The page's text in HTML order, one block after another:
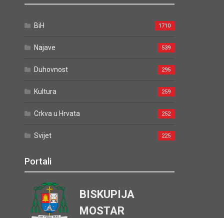
BiH 1710
Najave 539
Duhovnost 295
Kultura 259
Crkva u Hrvata 252
Svijet 225
Portali
BISKUPIJA
MOSTAR